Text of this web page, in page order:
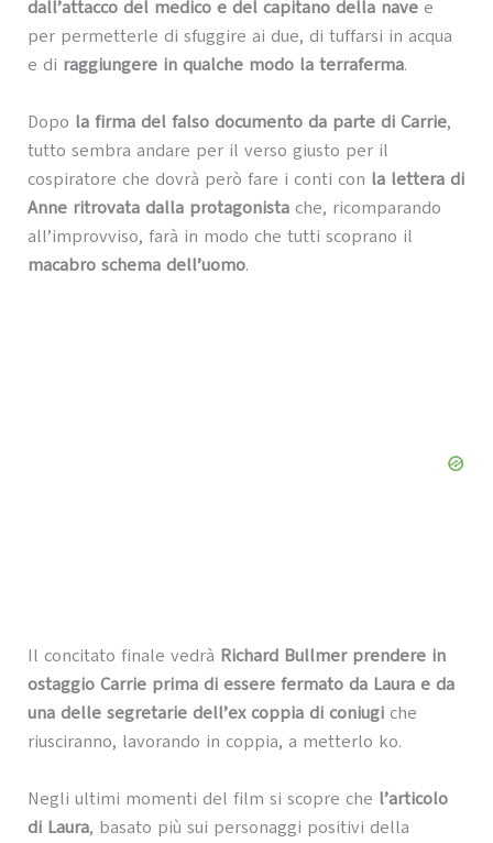
dall’attacco del medico e del capitano della navee
per permetterle di sfuggire ai due, di tuffarsi in acqua
e di raggiungere in qualche modo la terraferma.
Dopo la firma del falso documento da parte di Carrie,
tutto sembra andare per il verso giusto per il
cospiratore che dovrà però fare i conti con la lettera di
Anne ritrovata dalla protagonistache, ricomparando
all’improvviso, farà in modo che tutti scoprano il
macabro schema dell’uomo.
Il concitato finale vedrà Richard Bullmer prendere in
ostaggio Carrie prima di essere fermato da Laura e da
una delle segretarie dell’ex coppia di coniugiche
riusciranno, lavorando in coppia, a metterlo ko.
Negli ultimi momenti del film si scopre che l’articolo
di Laura, basato più sui personaggi positivi della